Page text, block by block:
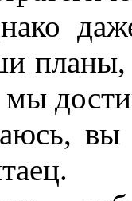
планы,
мы
вы